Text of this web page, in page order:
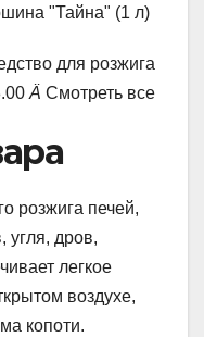
для розжига
Ä Смотреть все
розжига печей,
угля, дров,
легкое
воздухе,
копоти.